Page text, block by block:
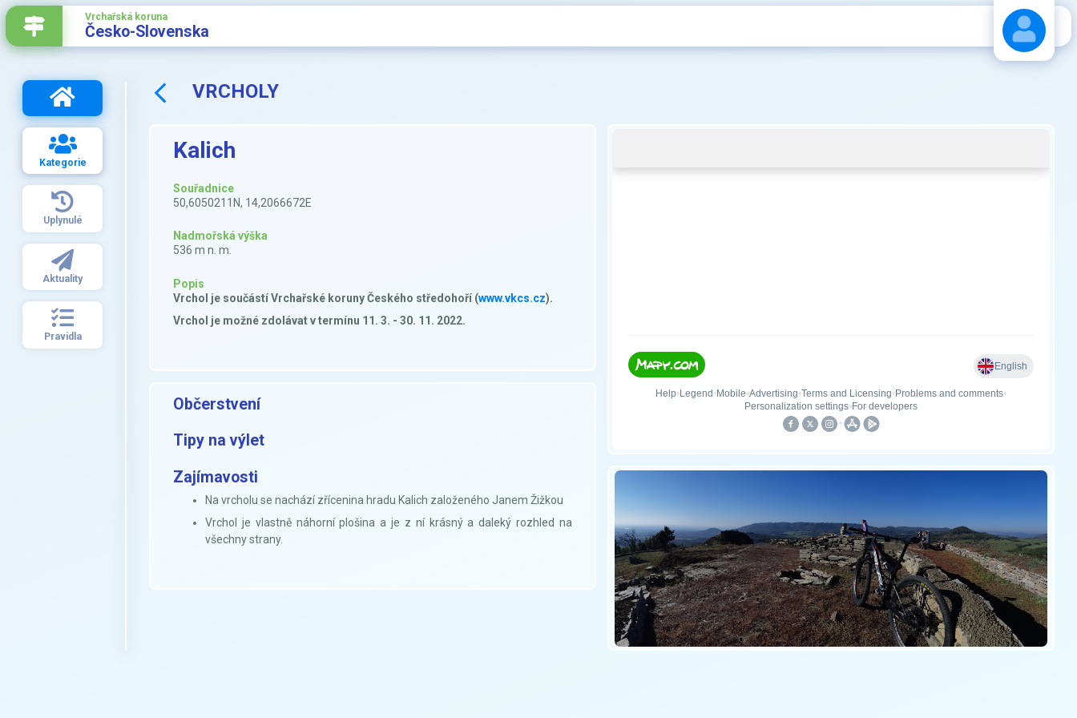
Vrchařská koruna
Česko-Slovenska
Kategorie
Uplynulé
Aktuality
Pravidla
VRCHOLY
Kalich
Souřadnice
50,6050211N, 14,2066672E
Nadmořská výška
536 m n. m.
Popis
Vrchol je součástí Vrchařské koruny Českého středohoří (www.vkcs.cz).
Vrchol je možné zdolávat v termínu 11. 3. - 30. 11. 2022.
Občerstvení
Tipy na výlet
Zajímavosti
Na vrcholu se nachází zřícenina hradu Kalich založeného Janem Žižkou
Vrchol je vlastně náhorní plošina a je z ní krásný a daleký rozhled na
všechny strany.